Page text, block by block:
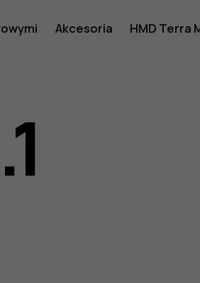
Akcesoria HMD Terra